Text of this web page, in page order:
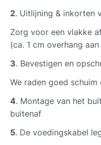
2. Uitlijning & inkorten
Zorg voor een vlakke
(ca. 1 cm overhang
3. Bevestigen en
We raden goed
4. Montage van het
buitenaf
5. De voedingskabel